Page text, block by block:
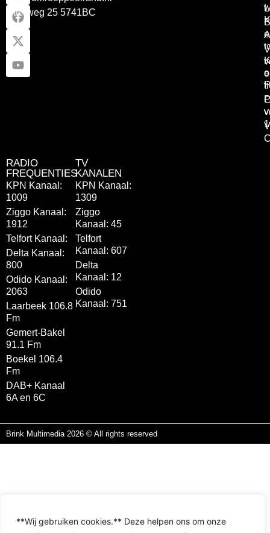
**Wij gebruiken cookies.** Deze helpen ons om onze
Otterweg 25 5741BC
RADIO
FREQUENTIES
KPN Kanaal:
1009
Ziggo Kanaal:
1912
Telfort Kanaal:
Delta Kanaal:
800
Odido Kanaal:
2063
Laarbeek 106.8
Fm
Gemert-Bakel
91.1 Fm
Boekel 106.4
Fm
DAB+ Kanaal
6A en 6C
TV
KANALEN
KPN Kanaal:
1309
Ziggo
Kanaal: 45
Telfort
Kanaal: 607
Delta
Kanaal: 12
Odido
Kanaal: 751
Brink Multimedia 2026 © All rights reserved